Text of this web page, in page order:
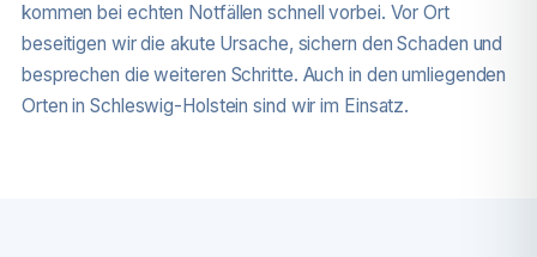
kommen bei echten Notfällen schnell vorbei. Vor Ort
beseitigen wir die akute Ursache, sichern den Schaden und
besprechen die weiteren Schritte. Auch in den umliegenden
Orten in Schleswig-Holstein sind wir im Einsatz.